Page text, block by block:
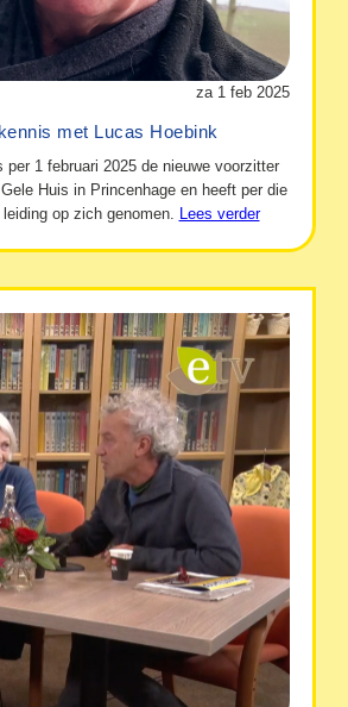
za 1 feb 2025
met Lucas Hoebink
per 1 februari 2025 de nieuwe voorzitter
Huis in Princenhage en heeft per die
op zich genomen.
Lees verder